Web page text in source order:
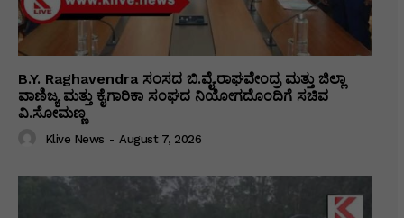
B.Y. Raghavendra ಸಂಸದ ಬಿ.ವೈ.ರಾಘವೇಂದ್ರ ಮತ್ತು ಜಿಲ್ಲಾ
ವಾಣಿಜ್ಯ ಮತ್ತು ಕೈಗಾರಿಕಾ ಸಂಘದ ನಿಯೋಗದೊಂದಿಗೆ ಸಚಿವ
ವಿ‌.ಸೋಮಣ್ಣ
Klive News - August 7, 2026